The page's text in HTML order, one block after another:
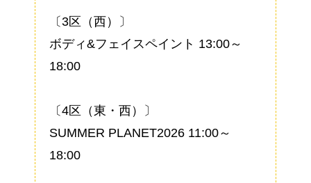
〔3区（西）〕
ボディ&フェイスペイント 13:00～
18:00
〔4区（東・西）〕
SUMMER PLANET2026 11:00～
18:00